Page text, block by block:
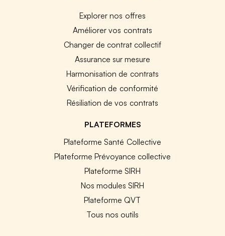
Explorer nos offres
Améliorer vos contrats
Changer de contrat collectif
Assurance sur mesure
Harmonisation de contrats
Vérification de conformité
Résiliation de vos contrats
PLATEFORMES
Plateforme Santé Collective
Plateforme Prévoyance collective
Plateforme SIRH
Nos modules SIRH
Plateforme QVT
Tous nos outils